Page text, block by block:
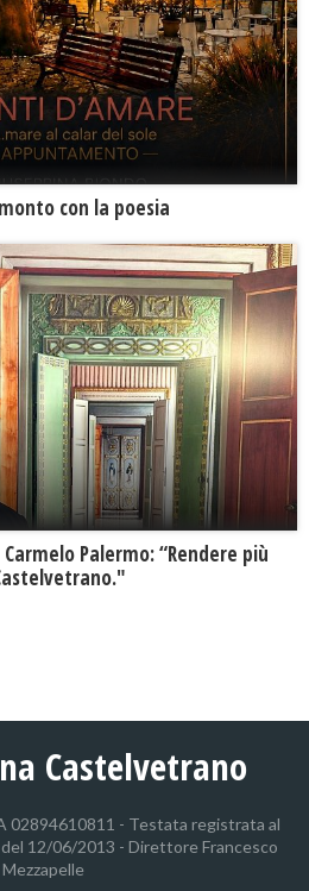
con la poesia
Palermo: “Rendere più
Castelvetrano
02894610811 - Testata registrata al
12/06/2013 - Direttore Francesco
Mezzapelle